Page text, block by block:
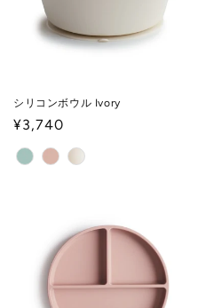
シリコンボウル Ivory
通
常
価
¥3,740